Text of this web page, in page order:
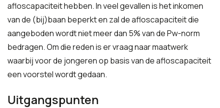
afloscapaciteit hebben. In veel gevallen is het inkomen
van de (bij)baan beperkt en zal de afloscapaciteit die
aangeboden wordt niet meer dan 5% van de Pw-norm
bedragen. Om die reden is er vraag naar maatwerk
waarbij voor de jongeren op basis van de afloscapaciteit
een voorstel wordt gedaan.
Uitgangspunten